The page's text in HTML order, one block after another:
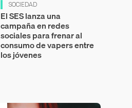
SOCIEDAD
El SES lanza una
campaña en redes
sociales para frenar al
consumo de vapers entre
los jóvenes